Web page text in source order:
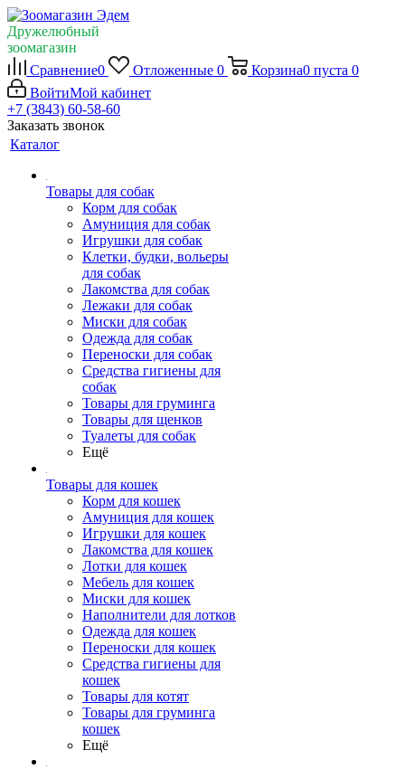
Дружелюбный
зоомагазин
Сравнение0 Отложенные 0 Корзина0 пуста 0
ВойтиМой кабинет
+7 (3843) 60-58-60
Заказать звонок
Каталог
Товары для собак
Корм для собак
Амуниция для собак
Игрушки для собак
Клетки, будки, вольеры
для собак
Лакомства для собак
Лежаки для собак
Миски для собак
Одежда для собак
Переноски для собак
Средства гигиены для
собак
Товары для груминга
Товары для щенков
Туалеты для собак
Ещё
Товары для кошек
Корм для кошек
Амуниция для кошек
Игрушки для кошек
Лакомства для кошек
Лотки для кошек
Мебель для кошек
Миски для кошек
Наполнители для лотков
Одежда для кошек
Переноски для кошек
Средства гигиены для
кошек
Товары для котят
Товары для груминга
кошек
Ещё